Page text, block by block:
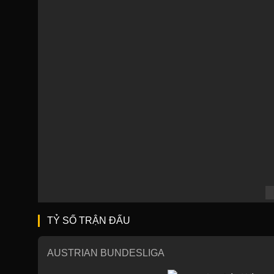
TỶ SỐ TRẬN ĐẤU
AUSTRIAN BUNDESLIGA